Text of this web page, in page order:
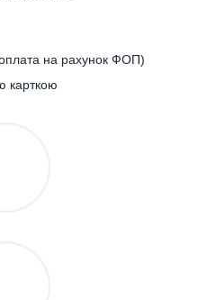
на рахунок ФОП)
карткою